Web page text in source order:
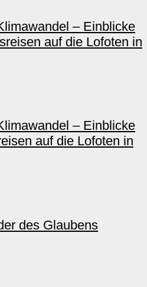
– Einblicke
auf die Lofoten in
– Einblicke
auf die Lofoten in
des Glaubens